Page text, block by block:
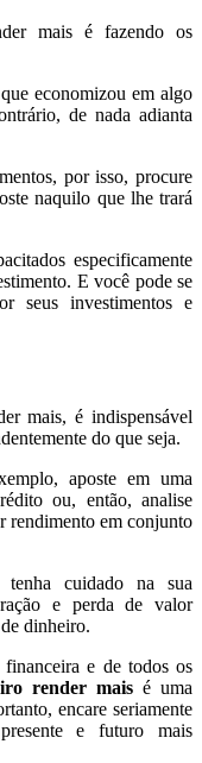
mais é fazendo os
economizou em algo
de nada adianta
por isso, procure
naquilo que lhe trará
especificamente
E você pode se
seus investimentos e
mais, é indispensável
do que seja.
aposte em uma
ou, então, analise
rendimento em conjunto
cuidado na sua
e perda de valor
dinheiro.
financeira e de todos os
render mais é uma
encare seriamente
e futuro mais